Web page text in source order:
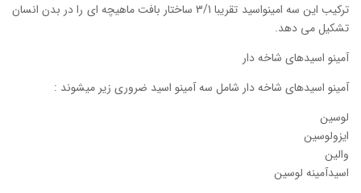
ترکیب این سه امینواسید تقریبا 3/1 ساختار بافت ماهیچه ای را در بدن انسان
تشکیل می دهد.
آمینو اسید‌های شاخه دار
آمینو اسید‌های شاخه دار شامل سه آمینو اسید ضروری زیر میشوند :
لوسین
ایزولوسین
والین
اسیدآمینه لوسین